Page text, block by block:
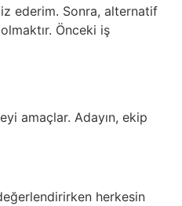
ederim. Sonra, alternatif
Önceki iş
amaçlar. Adayın, ekip
herkesin